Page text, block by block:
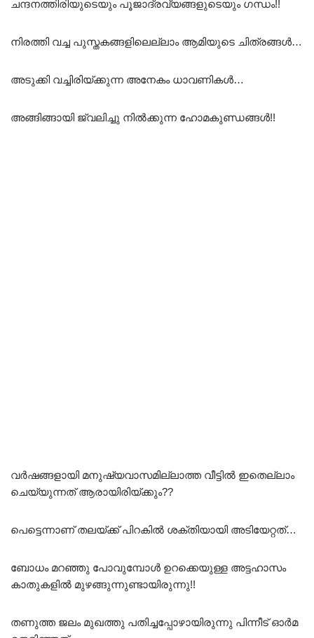
ചന്ദനത്തിരിയുടെയും പൂജാദ്രവ്യങ്ങളുടെയും ഗന്ധം!!
നിരത്തി വച്ച പുസ്തകങ്ങളിലെല്ലാം ആമിയുടെ ചിത്രങ്ങൾ…
അടുക്കി വച്ചിരിയ്ക്കുന്ന അനേകം ധാവണികൾ…
അങ്ങിങ്ങായി ജ്വലിച്ചു നിൽക്കുന്ന ഹോമകുണ്ഡങ്ങൾ!!
വർഷങ്ങളായി മനുഷ്യവാസമില്ലാത്ത വീട്ടിൽ ഇതെല്ലാം
ചെയ്യുന്നത് ആരായിരിയ്ക്കും??
പെട്ടെന്നാണ് തലയ്ക്ക് പിറകിൽ ശക്തിയായി അടിയേറ്റത്…
ബോധം മറഞ്ഞു പോവുമ്പോൾ ഉറക്കെയുള്ള അട്ടഹാസം
കാതുകളിൽ മുഴങ്ങുന്നുണ്ടായിരുന്നു!!
തണുത്ത ജലം മുഖത്തു പതിച്ചപ്പോഴായിരുന്നു പിന്നീട് ഓർമ